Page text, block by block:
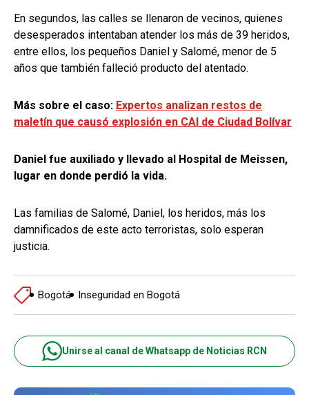
En segundos, las calles se llenaron de vecinos, quienes
desesperados intentaban atender los más de 39 heridos,
entre ellos, los pequeños Daniel y Salomé, menor de 5
años que también falleció producto del atentado.
Más sobre el caso: Expertos analizan restos de
maletín que causó explosión en CAI de Ciudad Bolívar
Daniel fue auxiliado y llevado al Hospital de Meissen,
lugar en donde perdió la vida.
Las familias de Salomé, Daniel, los heridos, más los
damnificados de este acto terroristas, solo esperan
justicia.
Bogotá Inseguridad en Bogotá
Unirse al canal de Whatsapp de Noticias RCN